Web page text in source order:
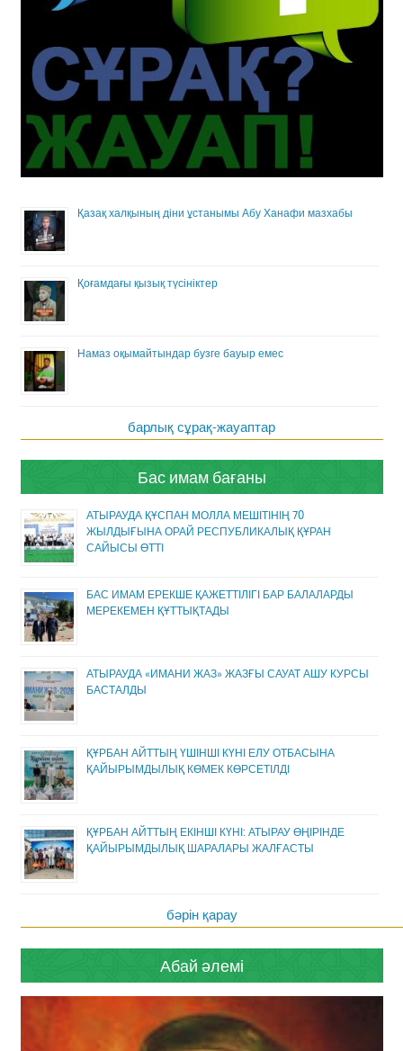
Қазақ халқының діни ұстанымы Абу Ханафи мазхабы
Қоғамдағы қызық түсініктер
Намаз оқымайтындар бузге бауыр емес
барлық сұрақ-жауаптар
Бас имам бағаны
АТЫРАУДА ҚҰСПАН МОЛЛА МЕШІТІНІҢ 70
ЖЫЛДЫҒЫНА ОРАЙ РЕСПУБЛИКАЛЫҚ ҚҰРАН
САЙЫСЫ ӨТТІ
БАС ИМАМ ЕРЕКШЕ ҚАЖЕТТІЛІГІ БАР БАЛАЛАРДЫ
МЕРЕКЕМЕН ҚҰТТЫҚТАДЫ
АТЫРАУДА «ИМАНИ ЖАЗ» ЖАЗҒЫ САУАТ АШУ КУРСЫ
БАСТАЛДЫ
ҚҰРБАН АЙТТЫҢ ҮШІНШІ КҮНІ ЕЛУ ОТБАСЫНА
ҚАЙЫРЫМДЫЛЫҚ КӨМЕК КӨРСЕТІЛДІ
ҚҰРБАН АЙТТЫҢ ЕКІНШІ КҮНІ: АТЫРАУ ӨҢІРІНДЕ
ҚАЙЫРЫМДЫЛЫҚ ШАРАЛАРЫ ЖАЛҒАСТЫ
бәрін қарау
Абай әлемі